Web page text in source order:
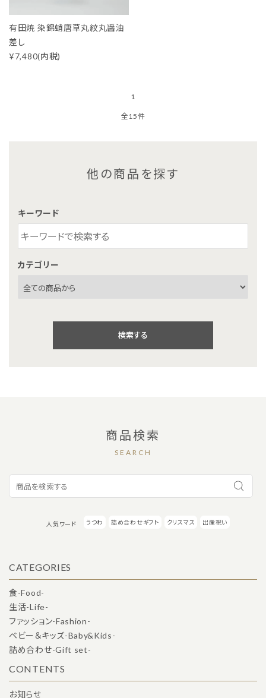
有田焼 染錦蛸唐草丸紋丸醤油
差し
¥7,480(内税)
1
全15件
他の商品を探す
キーワード
カテゴリー
検索する
カテゴリー
商品検索
SEARCH
人気ワード うつわ 詰め合わせギフト クリスマス 出産祝い
CATEGORIES
食-Food-
生活-Life-
ファッション-Fashion-
ベビー＆キッズ-Baby&Kids-
詰め合わせ-Gift set-
CONTENTS
お知らせ